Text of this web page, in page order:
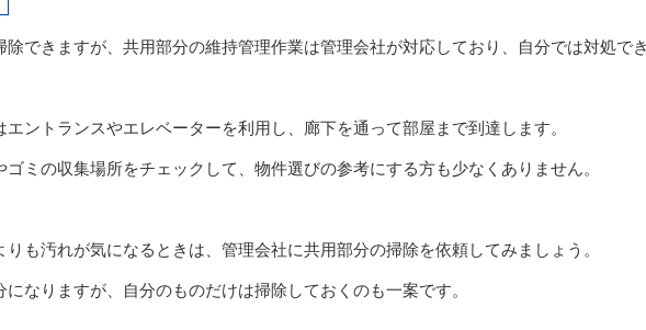
できますが、共用部分の維持管理作業は管理会社が対応しており、自分では対処でき
ントランスやエレベーターを利用し、廊下を通って部屋まで到達します。
ミの収集場所をチェックして、物件選びの参考にする方も少なくありません。
も汚れが気になるときは、管理会社に共用部分の掃除を依頼してみましょう。
なりますが、自分のものだけは掃除しておくのも一案です。